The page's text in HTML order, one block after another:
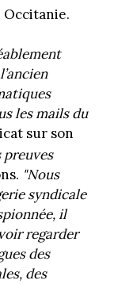
les mails du
sur son
preuves
"Nous
syndicale
il
regarder
des
des